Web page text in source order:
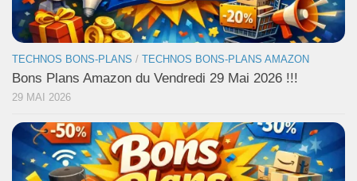
TECHNOS BONS-PLANS / TECHNOS BONS-PLANS AMAZON
Bons Plans Amazon du Vendredi 29 Mai 2026 !!!
29 MAI 2026